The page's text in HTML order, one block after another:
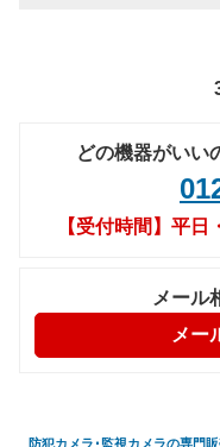
どの機器がいい
【受付時間】平日
メール
メー
防犯カメラ･監視カメラの専門